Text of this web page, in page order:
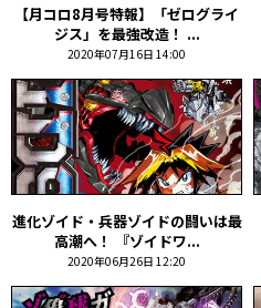
【月コロ8月号特報】「ゼログライ
ジス」を最強改造！ ...
2020年07月16日 14:00
進化ゾイド・兵器ゾイドの闘いは最
高潮へ！ 『ゾイドワ...
2020年06月26日 12:20